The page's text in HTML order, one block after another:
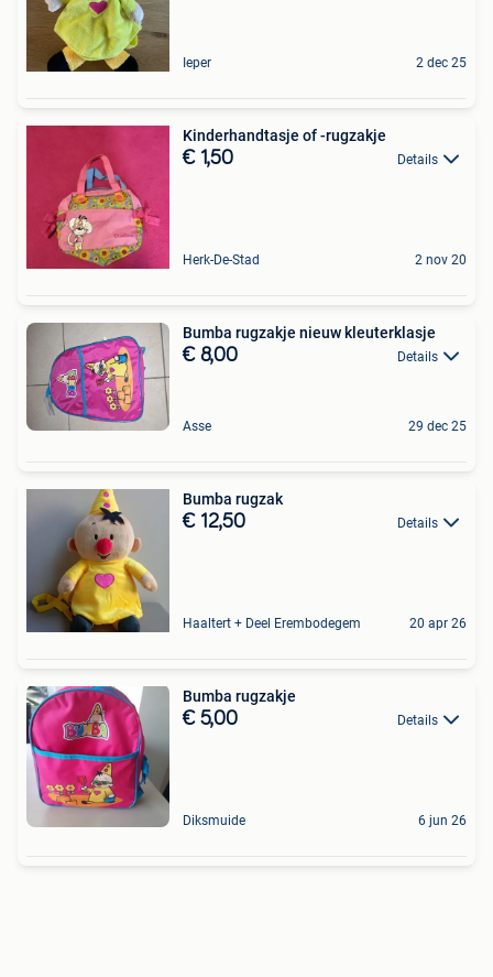
Ieper 2 dec 25
Kinderhandtasje of -rugzakje
€ 1,50 Details
Herk-De-Stad 2 nov 20
Bumba rugzakje nieuw kleuterklasje
€ 8,00 Details
Asse 29 dec 25
Bumba rugzak
€ 12,50 Details
Haaltert + Deel Erembodegem 20 apr 26
Bumba rugzakje
€ 5,00 Details
Diksmuide 6 jun 26